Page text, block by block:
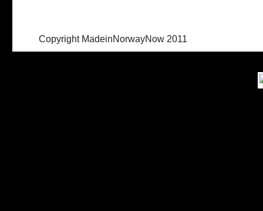
Copyright MadeinNorwayNow 2011